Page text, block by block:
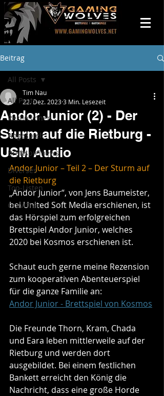
Beitrag
All Posts
Rezensionen
Angespielt
Brettspielnews
Diverses
Top-Listen
GraviTrax
All Posts
Andor Junior (2) - Der
Sturm auf die Rietburg -
USM Audio
Tim Nau
22. Dez. 20233 Min. Lesezeit
Andor Junior – Teil 2 – Der Sturm auf
die Rietburg
„Andor Junior“, von Jens Baumeister,
bei United Soft Media erschienen, ist
das Hörspiel zum erfolgreichen
Brettspiel Andor Junior, welches
2020 bei Kosmos erschienen ist.
Schaut euch gerne meine Rezension
zum kooperativen Abenteuerspiel
für die ganze Familie an:
Andor Junior - Brettspiel von Kosmos
Die Freunde Thorn, Kram, Chada
und Eara leben mittlerweile auf der
Rietburg und werden dort
ausgebildet. Bei einem festlichen
Bankett erreicht den König die
Nachricht, dass eine große Horde